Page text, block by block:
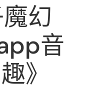
幻
音
》